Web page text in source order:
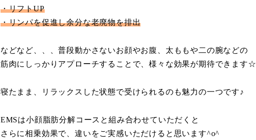
・リフトUP
・リンパを促進し余分な老廃物を排出
などなど、、、普段動かさないお顔やお腹、太ももや二の腕などの
筋肉にしっかりアプローチすることで、様々な効果が期待できます☆
寝たまま、リラックスした状態で受けられるのも魅力の一つです♪
EMSは小顔脂肪分解コースと組み合わせていただくと
さらに相乗効果で、違いをご実感いただけると思います^o^